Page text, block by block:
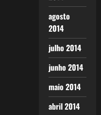
agosto
2014
julho 2014
junho 2014
maio 2014
abril 2014